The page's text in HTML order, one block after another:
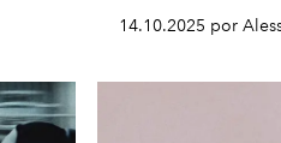
14.10.2025 por